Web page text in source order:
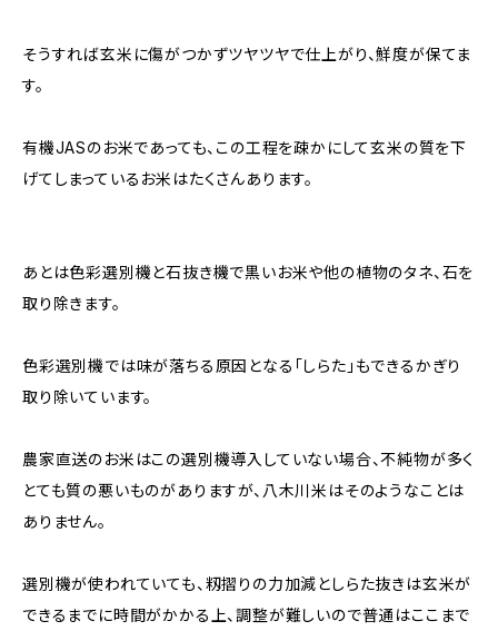
そうすれば玄米に傷がつかずツヤツヤで仕上がり、鮮度が保てま
す。
有機JASのお米であっても、この工程を疎かにして玄米の質を下
げてしまっているお米はたくさんあります。
あとは色彩選別機と石抜き機で黒いお米や他の植物のタネ、石を
取り除きます。
色彩選別機では味が落ちる原因となる「しらた」もできるかぎり
取り除いています。
農家直送のお米はこの選別機導入していない場合、不純物が多く
とても質の悪いものがありますが、八木川米はそのようなことは
ありません。
選別機が使われていても、籾摺りの力加減としらた抜きは玄米が
できるまでに時間がかかる上、調整が難しいので普通はここまで